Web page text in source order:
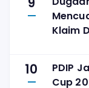
Klaim
10
PDIP
Cup